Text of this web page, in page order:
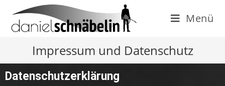
Menü
Impressum und Datenschutz
Datenschutzerklärung